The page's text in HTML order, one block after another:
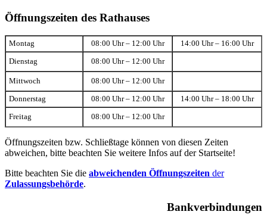
Öffnungszeiten des Rathauses
Montag 08:00 Uhr – 12:00 Uhr 14:00 Uhr – 16:00 Uhr
Dienstag 08:00 Uhr – 12:00 Uhr
Mittwoch 08:00 Uhr – 12:00 Uhr
Donnerstag 08:00 Uhr – 12:00 Uhr 14:00 Uhr – 18:00 Uhr
Freitag 08:00 Uhr – 12:00 Uhr
Öffnungszeiten bzw. Schließtage können von diesen Zeiten
abweichen, bitte beachten Sie weitere Infos auf der Startseite!
Bitte beachten Sie die abweichenden Öffnungszeiten der
Zulassungsbehörde.
Bankverbindungen